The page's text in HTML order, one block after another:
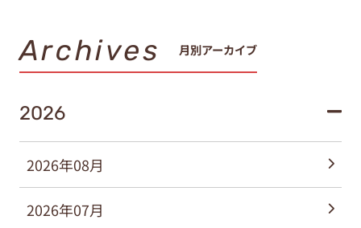
Archives 月別アーカイブ
2026
2026年08月
2026年07月